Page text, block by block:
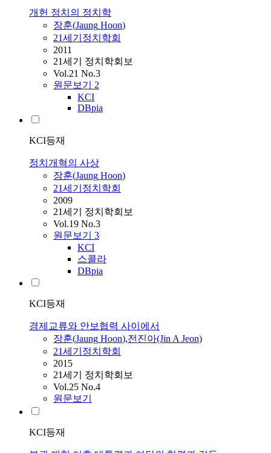
개헌 정치의 정치학
장훈(Jaung Hoon)
21세기정치학회
2011
21세기 정치학회보
Vol.21 No.3
원문보기 2
KCI
DBpia
KCI등재
정치개혁의 사상
장훈(Jaung Hoon)
21세기정치학회
2009
21세기 정치학회보
Vol.19 No.3
원문보기 3
KCI
스콜라
DBpia
KCI등재
경제교류와 안보협력 사이에서
장훈(Jaung Hoon),전진아(Jin A Jeon)
21세기정치학회
2015
21세기 정치학회보
Vol.25 No.4
원문보기
KCI등재